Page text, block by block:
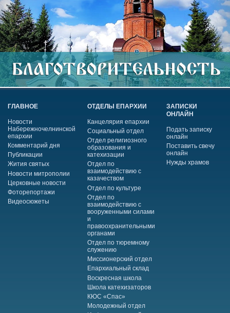
ГЛАВНОЕ
Новости
Набережночелнинской
епархии
Комментарий дня
Публикации
Жития святых
Новости митрополии
Церковные новости
Фоторепортажи
Видеосюжеты
ОТДЕЛЫ ЕПАРХИИ
Канцелярия епархии
Социальный отдел
Отдел религиозного
образования и
катехизации
Отдел по
взаимодействию с
казачеством
Отдел по культуре
Отдел по
взаимодействию с
вооруженными силами
и
правоохранительными
органами
Отдел по тюремному
служению
Миссионерский отдел
Епархиальный склад
Воскресная школа
Школа катехизаторов
КЮС «Спас»
Молодежный отдел
ЗАПИСКИ
ОНЛАЙН
Подать записку
онлайн
Поставить свечу
онлайн
Нужды храмов